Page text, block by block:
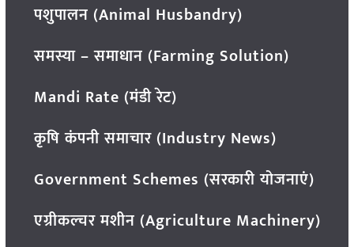
पशुपालन (Animal Husbandry)
समस्या – समाधान (Farming Solution)
Mandi Rate (मंडी रेट)
कृषि कंपनी समाचार (Industry News)
Government Schemes (सरकारी योजनाएं)
एग्रीकल्चर मशीन (Agriculture Machinery)